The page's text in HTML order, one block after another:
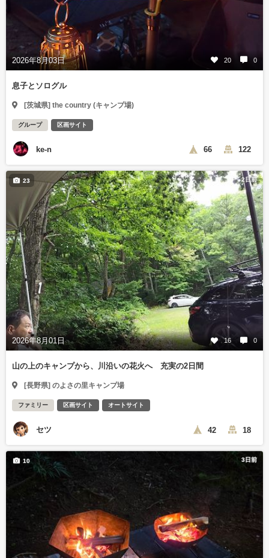
2026年8月03日 20 0
息子とソログル
[茨城県] the country (キャンプ場)
グループ 区画サイト
ke-n 66 122
2日前
2026年8月01日 16 0
23
山の上のキャンプから、川沿いの花火へ 充実の2日間
[長野県] のよさの里キャンプ場
ファミリー 区画サイト オートサイト
セツ 42 18
3日前
10